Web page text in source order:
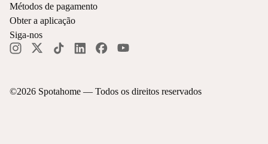
©2026 Spotahome — Todos os direitos reservados
Métodos de pagamento
Obter a aplicação
Siga-nos